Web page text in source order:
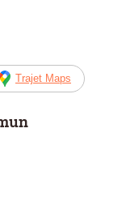
Trajet Maps